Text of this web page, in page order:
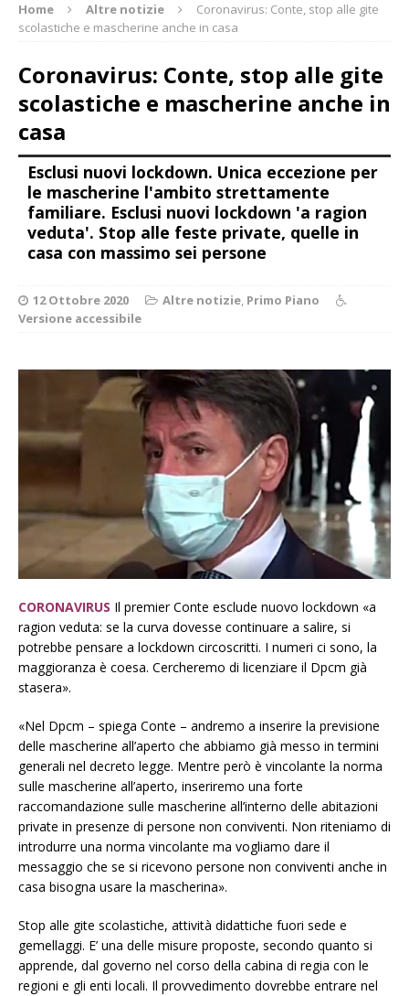
Home Altre notizie
Coronavirus: Conte, stop alle gite
scolastiche e mascherine anche in casa
Coronavirus: Conte, stop alle gite
scolastiche e mascherine anche in
casa
Esclusi nuovi lockdown. Unica eccezione per
le mascherine l'ambito strettamente
familiare. Esclusi nuovi lockdown 'a ragion
veduta'. Stop alle feste private, quelle in
casa con massimo sei persone
12 Ottobre 2020 Altre notizie, Primo Piano
Versione accessibile
CORONAVIRUS Il premier Conte esclude nuovo lockdown «a
ragion veduta: se la curva dovesse continuare a salire, si
potrebbe pensare a lockdown circoscritti. I numeri ci sono, la
maggioranza è coesa. Cercheremo di licenziare il Dpcm già
stasera».
«Nel Dpcm – spiega Conte – andremo a inserire la previsione
delle mascherine all’aperto che abbiamo già messo in termini
generali nel decreto legge. Mentre però è vincolante la norma
sulle mascherine all’aperto, inseriremo una forte
raccomandazione sulle mascherine all’interno delle abitazioni
private in presenze di persone non conviventi. Non riteniamo di
introdurre una norma vincolante ma vogliamo dare il
messaggio che se si ricevono persone non conviventi anche in
casa bisogna usare la mascherina».
Stop alle gite scolastiche, attività didattiche fuori sede e
gemellaggi. E’ una delle misure proposte, secondo quanto si
apprende, dal governo nel corso della cabina di regia con le
regioni e gli enti locali. Il provvedimento dovrebbe entrare nel